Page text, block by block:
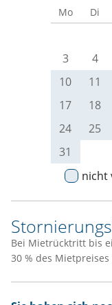
Mo Di
3
4
10
11
17
18
24
25
31
nicht
Bei Mietrücktritt bis
30 % des